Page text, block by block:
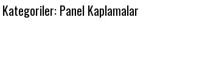
Kategoriler: Panel Kaplamalar